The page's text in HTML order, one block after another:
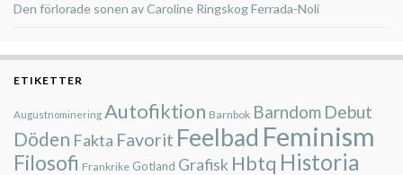
Den förlorade sonen av Caroline Ringskog Ferrada-Noli
ETIKETTER
Augustnominering Autofiktion Barnbok Barndom Debut
Döden Fakta Favorit Feelbad Feminism
Filosofi Frankrike Gotland Grafisk Hbtq Historia